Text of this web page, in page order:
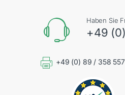
Haben Sie
+49
+49 (0) 89 / 358